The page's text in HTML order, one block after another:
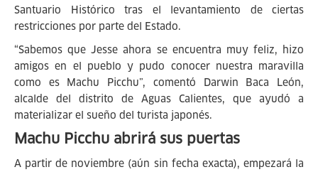
Santuario Histórico tras el levantamiento de ciertas
restricciones por parte del Estado.
“Sabemos que Jesse ahora se encuentra muy feliz, hizo
amigos en el pueblo y pudo conocer nuestra maravilla
como es Machu Picchu”, comentó Darwin Baca León,
alcalde del distrito de Aguas Calientes, que ayudó a
materializar el sueño del turista japonés.
Machu Picchu abrirá sus puertas
A partir de noviembre (aún sin fecha exacta), empezará la